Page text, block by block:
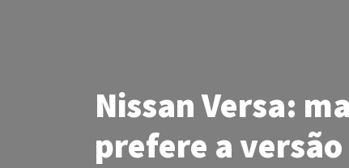
Nissan Versa:
prefere a versão